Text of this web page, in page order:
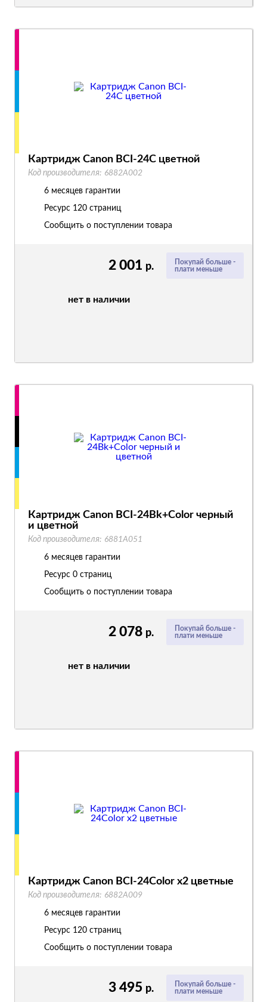
Покупай больше -
плати меньше
2 001 р.
нет в наличии
Картридж Canon BCI-24C цветной
Код производителя: 6882A002
6 месяцев гарантии
Ресурс 120 страниц
Сообщить о поступлении товара
Покупай больше -
плати меньше
2 078 р.
нет в наличии
Картридж Canon BCI-24Bk+Color черный
и цветной
Код производителя: 6881A051
6 месяцев гарантии
Ресурс 0 страниц
Сообщить о поступлении товара
Покупай больше -
плати меньше
3 495 р.
Картридж Canon BCI-24Color x2 цветные
Код производителя: 6882A009
6 месяцев гарантии
Ресурс 120 страниц
Сообщить о поступлении товара